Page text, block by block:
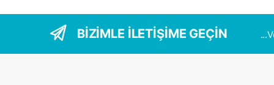
BİZİMLE İLETİŞİME GEÇİN